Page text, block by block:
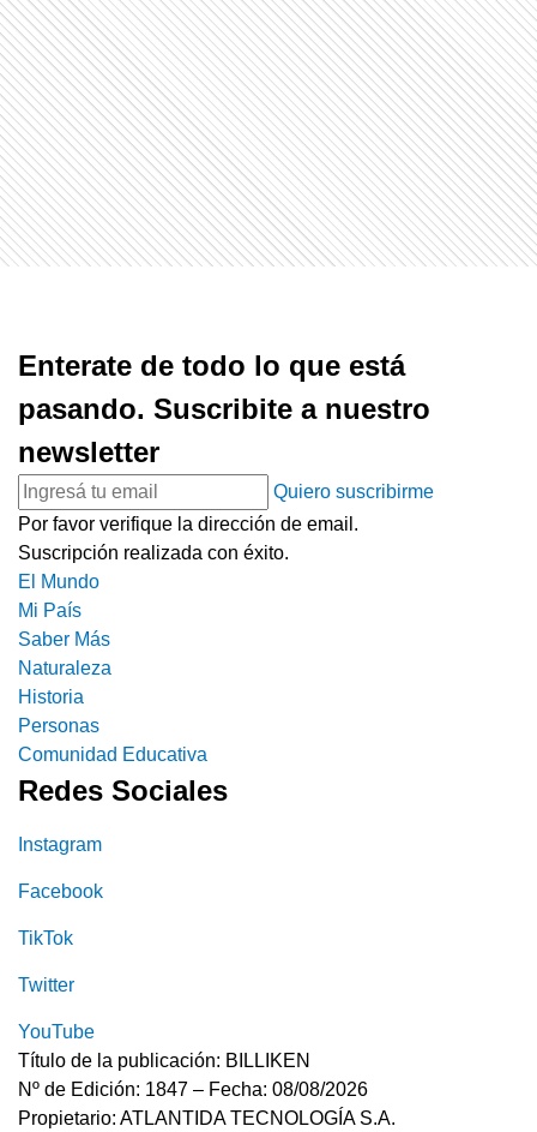
Enterate de todo lo que está
pasando. Suscribite a nuestro
newsletter
Quiero suscribirme
Por favor verifique la dirección de email.
Suscripción realizada con éxito.
El Mundo
Mi País
Saber Más
Naturaleza
Historia
Personas
Comunidad Educativa
Redes Sociales
Instagram
Facebook
TikTok
Twitter
YouTube
Título de la publicación: BILLIKEN
Nº de Edición: 1847 – Fecha: 08/08/2026
Propietario: ATLANTIDA TECNOLOGÍA S.A.